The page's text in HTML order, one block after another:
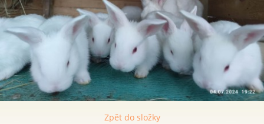
Zpět do složky